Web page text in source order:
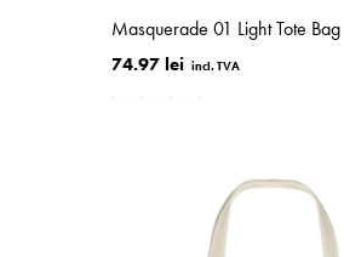
Masquerade 01 Light Tote Bag
74.97 lei